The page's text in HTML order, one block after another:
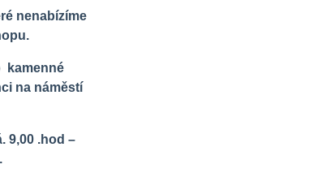
nenabízíme
kamenné
na náměstí
9,00 .hod –